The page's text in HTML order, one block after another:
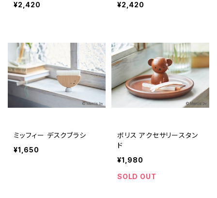
¥2,420
¥2,420
ミッフィー デスクブラシ
¥1,650
ボリス アクセサリースタン
ド
¥1,980
SOLD OUT